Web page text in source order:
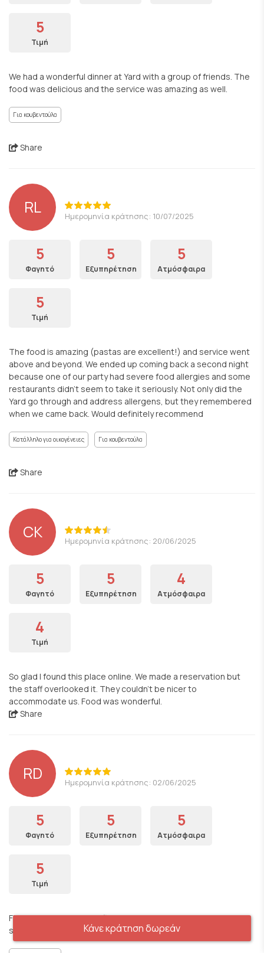
5
Τιμή
We had a wonderful dinner at Yard with a group of friends. The
food was delicious and the service was amazing as well.
Για κουβεντούλα
Share
RL Ημερομηνία κράτησης: 10/07/2025
5
Φαγητό
5
Εξυπηρέτηση
5
Ατμόσφαιρα
5
Τιμή
The food is amazing (pastas are excellent!) and service went
above and beyond. We ended up coming back a second night
because one of our party had severe food allergies and some
restaurants didn’t seem to take it seriously. Not only did the
Yard go through and address allergens, but they remembered
when we came back. Would definitely recommend
Κατάλληλο για οικογένειες Για κουβεντούλα
Share
CK Ημερομηνία κράτησης: 20/06/2025
5
Φαγητό
5
Εξυπηρέτηση
4
Ατμόσφαιρα
4
Τιμή
So glad I found this place online. We made a reservation but
the staff overlooked it. They couldn’t be nicer to
accommodate us. Food was wonderful.
Share
RD Ημερομηνία κράτησης: 02/06/2025
5
Φαγητό
5
Εξυπηρέτηση
5
Ατμόσφαιρα
5
Τιμή
Fifth time in Athens and first time at the Yard. The food and
service were excellent. The quality was above par for sure .
Κάνε κράτηση δωρεάν